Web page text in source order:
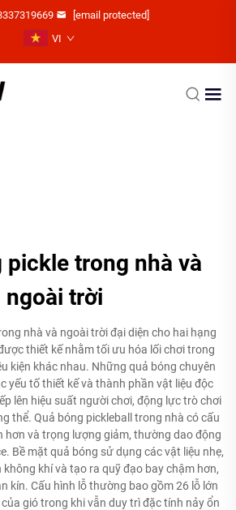
[email protected]
VI
pickle trong nhà và
ngoài trời
nhà và ngoài trời đại diện cho hai hạng
thiết kế nhằm tối ưu hóa lối chơi trong
kiện khác nhau. Những quả bóng chuyên
yếu tố thiết kế và thành phần vật liệu độc
lên hiệu suất người chơi, động lực trò chơi
thể. Quả bóng pickleball trong nhà có cấu
hơn và trọng lượng giảm, thường dao động
Bề mặt quả bóng sử dụng các vật liệu nhẹ,
khí và tạo ra quỹ đạo bay chậm hơn,
kín. Cấu hình lỗ thường bao gồm 26 lỗ lớn
gió trong khi vẫn duy trì đặc tính nảy ổn